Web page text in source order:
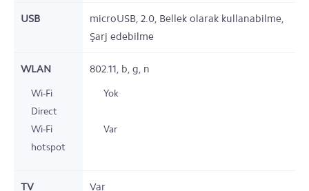
USB
microUSB, 2.0, Bellek olarak kullanabilme,
Şarj edebilme
WLAN 802.11, b, g, n
Wi-Fi
Direct
Yok
Wi-Fi
hotspot
Var
TV Var